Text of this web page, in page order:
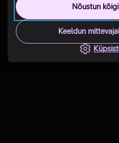
Nõustun
Keeldun